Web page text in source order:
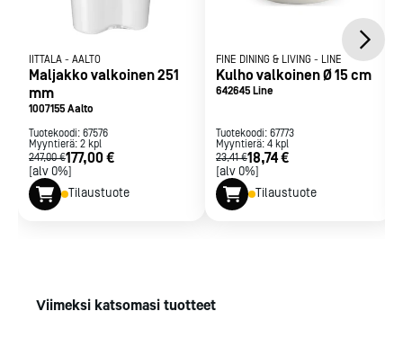
IITTALA - AALTO
Maljakko valkoinen 251
mm
1007155 Aalto
Tuotekoodi: 67576
Myyntierä: 2 kpl
247,00 €177,00 €
[alv 0%]
Tilaustuote
FINE DINING & LIVING - LINE
Kulho valkoinen Ø 15 cm
642645 Line
Tuotekoodi: 67773
Myyntierä: 4 kpl
23,41 €18,74 €
[alv 0%]
Tilaustuote
Viimeksi katsomasi tuotteet